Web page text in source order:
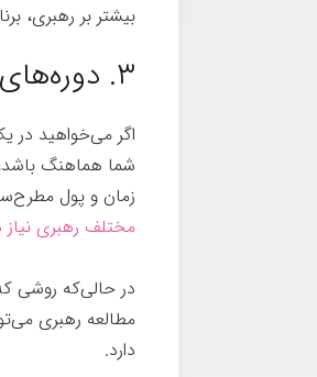
بیشتر بر رهبری،
۳. دوره‌های گواهینامه رهبری
اگر می‌خواهید در
شما هماهنگ
زمان و پول
مختلف رهبری نیاز
در حالی‌که روشی
مطالعه رهبری
دارد.